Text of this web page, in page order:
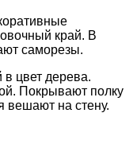
край. В
саморезы.
цвет дерева.
Покрывают полку
вешают на стену.